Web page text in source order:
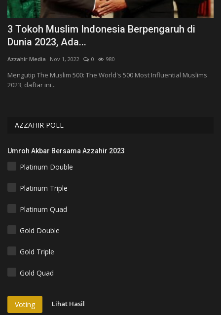
3 Tokoh Muslim Indonesia Berpengaruh di
Dunia 2023, Ada...
Azzahir Media Nov 1, 2022 0 980
Mengutip The Muslim 500: The World's 500 Most Influential Muslims
2023, daftar ini...
AZZAHIR POLL
Umroh Akbar Bersama Azzahir 2023
Platinum Double
Platinum Triple
Platinum Quad
Gold Double
Gold Triple
Gold Quad
Voting Lihat Hasil